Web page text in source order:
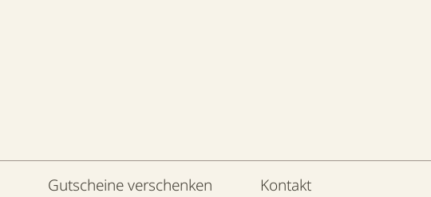
Gutscheine verschenken Kontakt